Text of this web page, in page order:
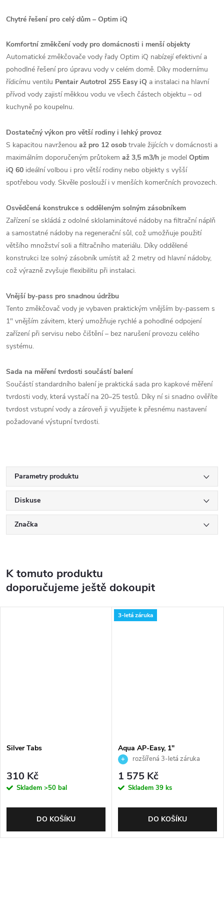
Chytré řešení pro celý dům – Optim iQ
Komfortní změkčení vody pro domácnosti i menší objekty
Automatické změkčovače vody řady Optim iQ nabízejí efektivní a
pohodlné řešení pro úpravu vody v celém domě. Díky modernímu
řídicímu ventilu Pentair Autotrol 255 Easy iQ a instalaci na hlavní
přívod vody zajistí měkkou vodu ve všech částech objektu – od
kuchyně po koupelnu.
Dostatečný výkon pro větší rodiny i lehký provoz
S kapacitou navrženou až pro 12 osob trvale žijících v domácnosti a
maximálním doporučeným průtokem až 3,5 m3/h je model Optim
iQ 60 ideální volbou i pro větší rodiny nebo objekty s vyšší
spotřebou vody. Skvěle poslouží i v menších komerčních provozech.
Osvědčená konstrukce s odděleným solným zásobníkem
Zařízení se skládá z odolné sklolaminátové nádoby na filtrační náplň
a samostatné nádoby na regenerační sůl, což umožňuje použití
většího množství soli a filtračního materiálu. Díky oddělené
konstrukci lze solný zásobník umístit až 2 metry od hlavní nádoby,
což výrazně zvyšuje flexibilitu při instalaci.
Vnější by-pass pro snadnou údržbu
Tento změkčovač vody je vybaven praktickým vnějším by-passem s
1" vnějším závitem, který umožňuje rychlé a pohodlné odpojení
zařízení při servisu nebo čištění – bez narušení provozu celého
systému.
Sada na měření tvrdosti součástí balení
Součástí standardního balení je praktická sada pro kapkové měření
tvrdosti vody, která vystačí na 20–25 testů. Díky ní si snadno ověříte
tvrdost vstupní vody a zároveň ji využijete k přesnému nastavení
požadované výstupní tvrdosti.
Parametry produktu
Diskuse
Značka
K tomuto produktu
doporučujeme ještě dokoupit
Silver Tabs
310 Kč
Skladem >50 bal
DO KOŠÍKU
3-letá záruka
Aqua AP-Easy, 1"
rozšířená 3-letá záruka
1 575 Kč
Skladem 39 ks
DO KOŠÍKU